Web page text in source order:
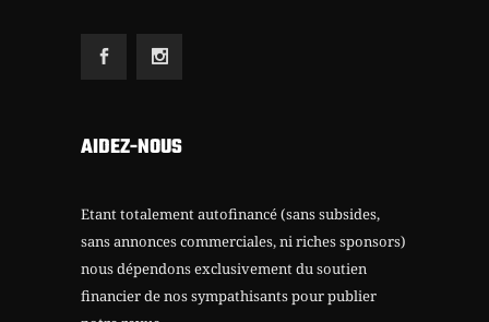
AIDEZ-NOUS
Etant totalement autofinancé (sans subsides,
sans annonces commerciales, ni riches sponsors)
nous dépendons exclusivement du soutien
financier de nos sympathisants pour publier